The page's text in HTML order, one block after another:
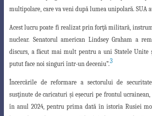
multipolare, care va veni după lumea unipolară. SUA
Acest lucru poate fi realizat prin forţă militară,
nuclear. Senatorul american Lindsey Graham a
discurs, a făcut mai mult pentru a uni Statele Unite
putut face noi singuri într-un deceniu”.3
Încercările de reformare a sectorului de
susţinutede caricaturi şi eşecuri pe frontul
în anul 2024,pentru prima dată în istoria Rusiei